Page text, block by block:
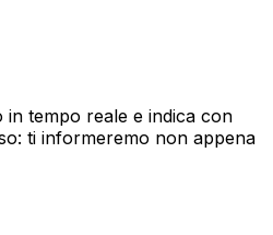
in tempo reale e indica con
ti informeremo non appena